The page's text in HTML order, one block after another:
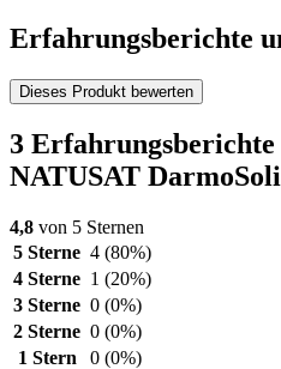
Erfahrungsberichte
Dieses Produkt bewerten
3
NATUSAT
4,8 von 5 Sternen
5 Sterne 4 (80%)
4 Sterne 1 (20%)
3 Sterne 0 (0%)
2 Sterne 0 (0%)
1 Stern
0 (0%)